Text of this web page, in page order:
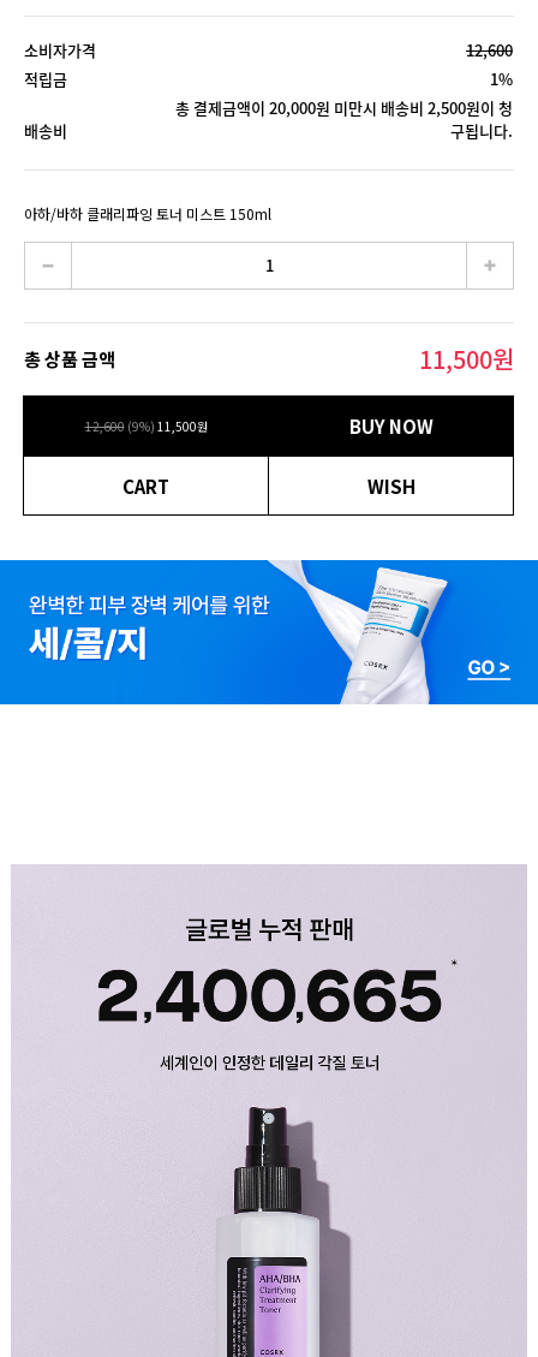
소비자가격
12,600
적립금
1%
배송비
총 결제금액이 20,000원 미만시 배송비 2,500원이 청
구됩니다.
아하/바하 클래리파잉 토너 미스트 150ml
총 상품 금액 11,500원
12,600 (9%) 11,500원 BUY NOW
CART WISH